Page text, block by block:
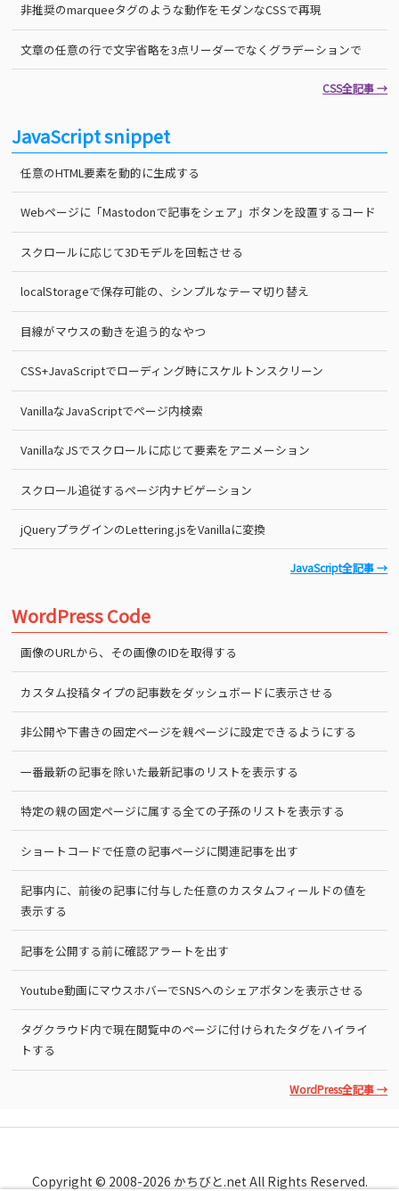
非推奨のmarqueeタグのような動作をモダンなCSSで再現
文章の任意の行で文字省略を3点リーダーでなくグラデーションで
CSS全記事 →
JavaScript snippet
任意のHTML要素を動的に生成する
Webページに「Mastodonで記事をシェア」ボタンを設置するコード
スクロールに応じて3Dモデルを回転させる
localStorageで保存可能の、シンプルなテーマ切り替え
目線がマウスの動きを追う的なやつ
CSS+JavaScriptでローディング時にスケルトンスクリーン
VanillaなJavaScriptでページ内検索
VanillaなJSでスクロールに応じて要素をアニメーション
スクロール追従するページ内ナビゲーション
jQueryプラグインのLettering.jsをVanillaに変換
JavaScript全記事 →
WordPress Code
画像のURLから、その画像のIDを取得する
カスタム投稿タイプの記事数をダッシュボードに表示させる
非公開や下書きの固定ページを親ページに設定できるようにする
一番最新の記事を除いた最新記事のリストを表示する
特定の親の固定ページに属する全ての子孫のリストを表示する
ショートコードで任意の記事ページに関連記事を出す
記事内に、前後の記事に付与した任意のカスタムフィールドの値を
表示する
記事を公開する前に確認アラートを出す
Youtube動画にマウスホバーでSNSへのシェアボタンを表示させる
タグクラウド内で現在閲覧中のページに付けられたタグをハイライ
トする
WordPress全記事 →
Copyright © 2008-2026 かちびと.net All Rights Reserved.